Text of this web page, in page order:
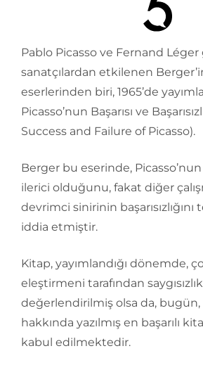
Pablo Picasso ve Fernand
sanatçılardan etkilenen
eserlerinden biri, 1965’de
Picasso’nun Başarısı ve
Success and Failure of Picasso).
Berger bu eserinde,
ilerici olduğunu, fakat diğer
devrimci sinirinin
iddia etmiştir.
Kitap, yayımlandığı dönemde,
eleştirmeni tarafından
değerlendirilmiş olsa da, bugün,
hakkında yazılmış en başarılı
kabul edilmektedir.